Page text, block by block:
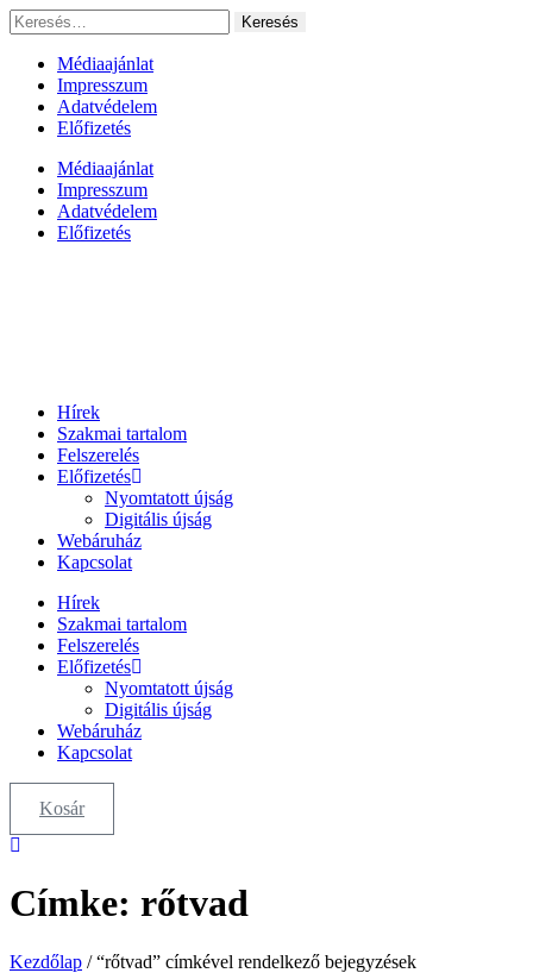
Ugrás
a
tartalomhoz
Keresés:
Médiaajánlat
Impresszum
Adatvédelem
Előfizetés
Médiaajánlat
Impresszum
Adatvédelem
Előfizetés
Hírek
Szakmai tartalom
Felszerelés
Előfizetés
Nyomtatott újság
Digitális újság
Webáruház
Kapcsolat
Hírek
Szakmai tartalom
Felszerelés
Előfizetés
Nyomtatott újság
Digitális újság
Webáruház
Kapcsolat
Kosár
Címke: rőtvad
Kezdőlap / “rőtvad” címkével rendelkező bejegyzések